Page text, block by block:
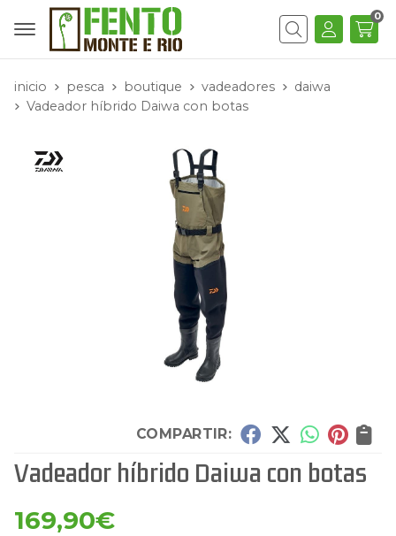
Buscar
0
inicio pesca boutique vadeadores
daiwa
Vadeador híbrido Daiwa con botas
COMPARTIR:
Vadeador híbrido Daiwa con botas
169,90€